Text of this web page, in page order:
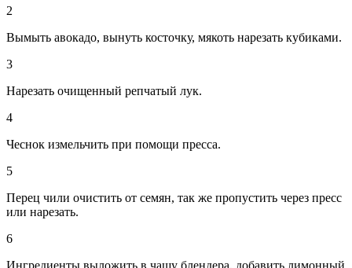
2
Вымыть авокадо, вынуть косточку, мякоть нарезать кубиками.
3
Нарезать очищенный репчатый лук.
4
Чеснок измельчить при помощи пресса.
5
Перец чили очистить от семян, так же пропустить через пресс
или нарезать.
6